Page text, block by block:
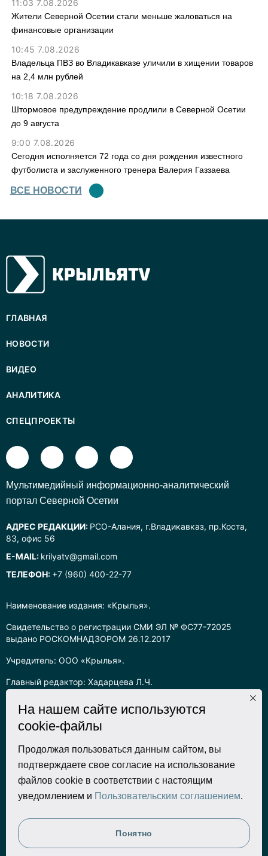
11:03 7.08.2026
Жители Северной Осетии стали меньше жаловаться на
финансовые организации
10:45 7.08.2026
Владельца ПВЗ во Владикавказе уличили в хищении товаров
на 2,4 млн рублей
10:18 7.08.2026
Штормовое предупреждение продлили в Северной Осетии
до 9 августа
9:00 7.08.2026
Сегодня исполняется 72 года со дня рождения известного
футболиста и заслуженного тренера Валерия Газзаева
ВСЕ НОВОСТИ
Наименование издания: «Крылья».
Свидетельство о регистрации СМИ ЭЛ № ФС77-72025
выдано РОСКОМНАДЗОРОМ 26.12.2017
Учредитель: ООО «Крылья».
Главный редактор: Хадарцева Л.Ч.
Информация на сайте предназначена для лиц старше 16 лет.
Все права на любые материалы, опубликованные на сайте,
защищены в соответствии с российским законодательством
об интеллектуальной собственности. Любое использование
текстовых, фото, аудио и видеоматериалов возможно только
с согласия правообладателя (ООО «Крылья») и при строгом
наличии ссылки на ресурс. Для сетевых ресурсов –
гиперссылка.
Разработка сайта
ГЛАВНАЯ
НОВОСТИ
ВИДЕО
АНАЛИТИКА
СПЕЦПРОЕКТЫ
Mультимедийный информационно-аналитический
портал Северной Осетии
АДРЕС РЕДАКЦИИ: РСО-Алания, г.Владикавказ, пр.Коста,
83, офис 56
E-MAIL: krilyatv@gmail.com
ТЕЛЕФОН: +7 (960) 400-22-77
На нашем сайте используются
cookie-файлы
Продолжая пользоваться данным сайтом, вы
подтверждаете свое согласие на использование
файлов cookie в соответствии с настоящим
уведомлением и Пользовательским соглашением.
Понятно